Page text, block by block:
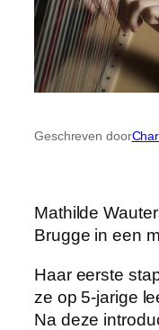
Geschreven door
Mathilde
Brugge in een
Haar eerste
ze op 5-jarige
Na deze